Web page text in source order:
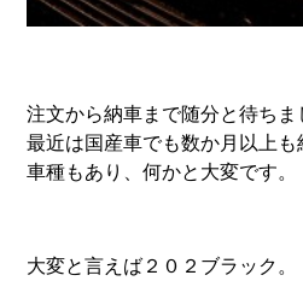
注文から納車まで随分と待ちま
最近は国産車でも数か月以上も
車種もあり、何かと大変です。
大変と言えば２０２ブラック。